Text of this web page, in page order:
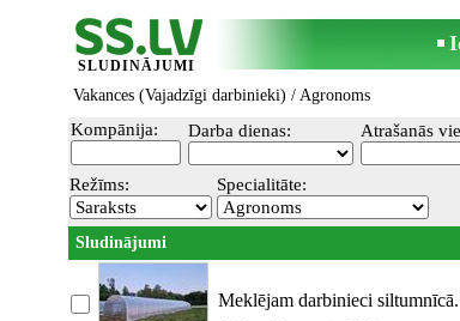
SLUDINĀJUMI
Vakances (Vajadzīgi darbinieki) / Agronoms
Kompānija: Darba dienas: Atrašanās
Režīms: Specialitāte:
Sludinājumi
Meklējam darbinieci